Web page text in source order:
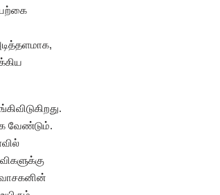
வேண்டும்.
வாசகனின்